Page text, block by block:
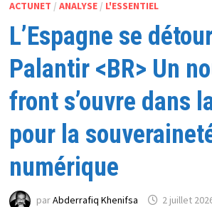
ACTUNET / ANALYSE/ L'ESSENTIEL
L’Espagne se
Palantir <BR> Un
front s’ouvre dans
pour la
numérique
parAbderrafiq Khenifsa 2 juillet